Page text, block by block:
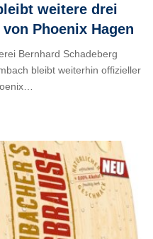
weitere drei
Phoenix Hagen
Bernhard Schadeberg
bleibt weiterhin offizieller